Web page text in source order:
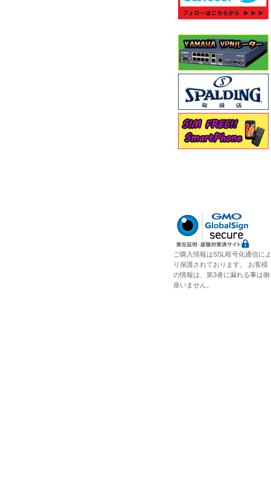
ご購入情報はSSL暗号化通信によ
り保護されております。 お客様
の情報は、第3者に漏れる事は御
座いません。